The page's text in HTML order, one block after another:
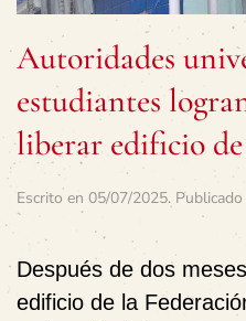
Autoridades
estudiantes
liberar edificio
Escrito en 05/07/2025. Publicado
Después de dos
edificio de la